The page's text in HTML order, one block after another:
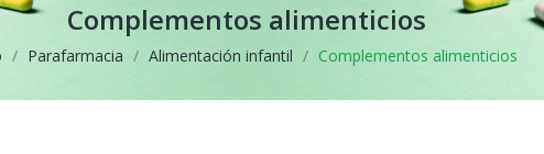
Complementos alimenticios
Parafarmacia Alimentación infantil Complementos alimenticios